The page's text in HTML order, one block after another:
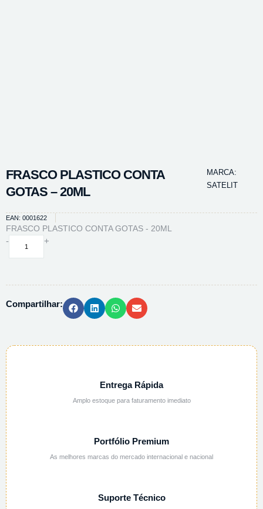
FRASCO PLASTICO CONTA
GOTAS – 20ML
MARCA:
SATELIT
EAN: 0001622
FRASCO PLASTICO CONTA GOTAS - 20ML
-
FRASCO
20ML
+
Compartilhar:
Entrega Rápida
Amplo estoque para faturamento imediato
Portfólio Premium
As melhores marcas do mercado internacional e nacional
Suporte Técnico